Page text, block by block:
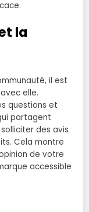
la
il est
elle.
questions et
partagent
des avis
Cela montre
de votre
accessible